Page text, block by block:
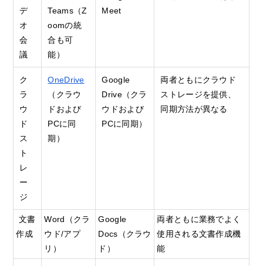
デ
オ
会
議
Teams（Z
oomの統
合も可
能）
Meet
ク
ラ
ウ
ド
ス
ト
レ
ー
ジ
OneDrive
（クラウ
ドおよび
PCに同
期）
Google
Drive（クラ
ウドおよび
PCに同期）
両者ともにクラウド
ストレージを提供、
同期方法が異なる
文書
作成
Word（クラ
ウド/アプ
リ）
Google
Docs（クラウ
ド）
両者ともに業務でよく
使用される文書作成機
能